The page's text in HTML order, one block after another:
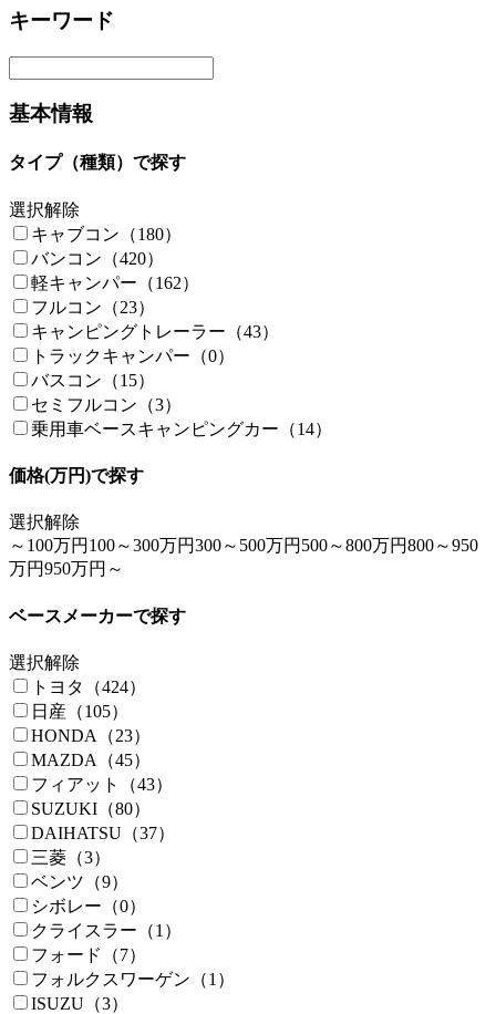
キーワード
基本情報
タイプ（種類）で探す
選択解除
キャブコン（180）
バンコン（420）
軽キャンパー（162）
フルコン（23）
キャンピングトレーラー（43）
トラックキャンパー（0）
バスコン（15）
セミフルコン（3）
乗用車ベースキャンピングカー（14）
価格(万円)で探す
選択解除
～100万円 100～300万円300～500万円 500～800万円800～950
万円950万円～
ベースメーカーで探す
選択解除
トヨタ（424）
日産（105）
HONDA（23）
MAZDA（45）
フィアット（43）
SUZUKI（80）
DAIHATSU（37）
三菱（3）
ベンツ（9）
シボレー（0）
クライスラー（1）
フォード（7）
フォルクスワーゲン（1）
ISUZU（3）